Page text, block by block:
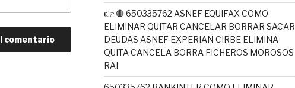
👉 🔴 650335762 ASNEF EQUIFAX COMO
ELIMINAR QUITAR CANCELAR BORRAR SACAR
DEUDAS ASNEF EXPERIAN CIRBE ELIMINA
QUITA CANCELA BORRA FICHEROS MOROSOS
RAI